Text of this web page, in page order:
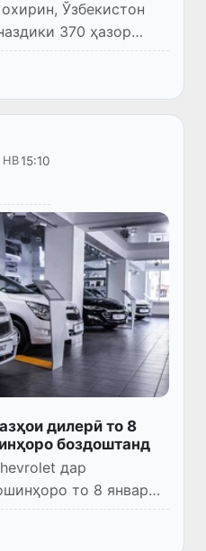
Ўзбекистон
370 ҳазор
ҷаҳонии
ишғол кард.
15:10
дилерӣ то 8
боздоштанд
дар
то 8 январ
хадамоти